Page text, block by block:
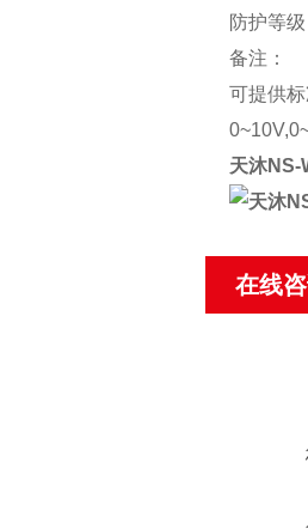
防护等
备注：
可提供
天沐NS-
在线